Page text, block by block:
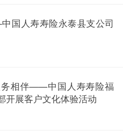
国人寿寿险永泰县支公司
相伴——中国人寿寿险福
开展客户文化体验活动